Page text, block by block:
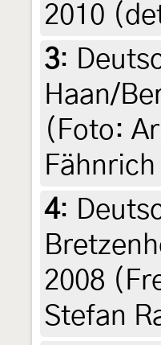
2010
3:
Haan/
(Foto:
Fähnrich
4:
2008
Stefan